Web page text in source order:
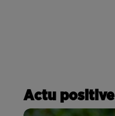
Actu positive